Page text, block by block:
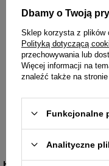
59,99 zł
KATEGORIE
Dbamy o Twoją
Sklep korzysta z plików
Polityką dotyczącą
przechowywania lub
Więcej informacji na
znaleźć także na stronie
Funkcjonalne
Analityczne